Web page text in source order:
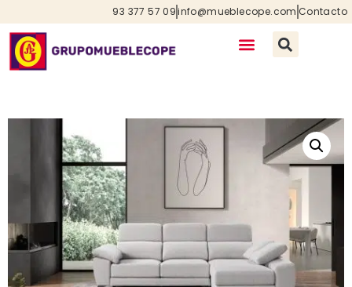
93 377 57 09info@mueblecope.com Contacto